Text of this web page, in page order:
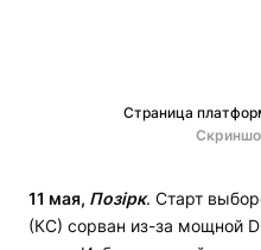
Страница
11 мая, Позірк. Старт
(КС) сорван из-за мощной